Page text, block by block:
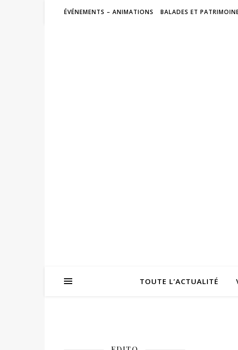
ÉVÉNEMENTS – ANIMATIONS BALADES ET
TOUTE L’ACTUALITÉ